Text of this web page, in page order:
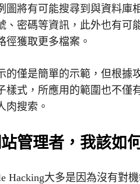
圖將有可能搜尋到與資料庫
、密碼等資訊，此外也有可
徑獲取更多檔案。
的僅是簡單的示範，但根據
樣式，所應用的範圍也不僅
肉搜索。
管理者，我該如
Hacking大多是因為沒有對